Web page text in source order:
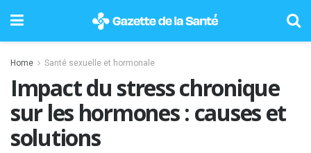
Home Santé sexuelle et hormonale
Impact du stress chronique
sur les hormones : causes et
solutions